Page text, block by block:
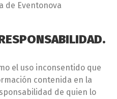
de Eventonova
el uso inconsentido que
contenida en la
de quien lo